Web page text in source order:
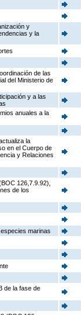
y
y la
de las
del Ministerio de
y a las
anuales a la
la
en el Cuerpo de
y Relaciones
126,7.9.92),
de los
marinas
de la fase de